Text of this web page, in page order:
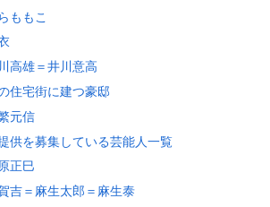
ももこ
高雄＝井川意高
住宅街に建つ豪邸
元信
供を募集している芸能人一覧
正巳
吉＝麻生太郎＝麻生泰